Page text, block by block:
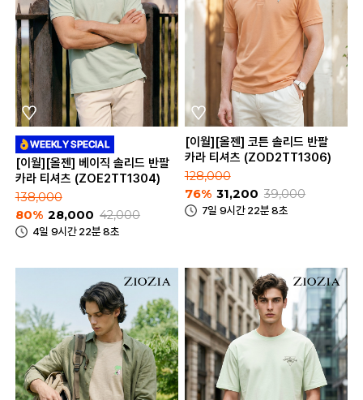
[이월][올젠] 베이직 솔리드 반팔
카라 티셔츠 (ZOE2TT1304)
138,000
80% 28,000 42,000
4일 9시간 22분 8초
[이월][올젠] 코튼 솔리드 반팔
카라 티셔츠 (ZOD2TT1306)
128,000
76% 31,200 39,000
7일 9시간 22분 8초